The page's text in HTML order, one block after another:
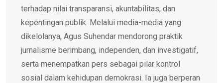
terhadap nilai transparansi, akuntabilitas, dan
kepentingan publik. Melalui media-media yang
dikelolanya, Agus Suhendar mendorong praktik
jurnalisme berimbang, independen, dan investigatif,
serta menempatkan pers sebagai pilar kontrol
sosial dalam kehidupan demokrasi. Ia juga berperan